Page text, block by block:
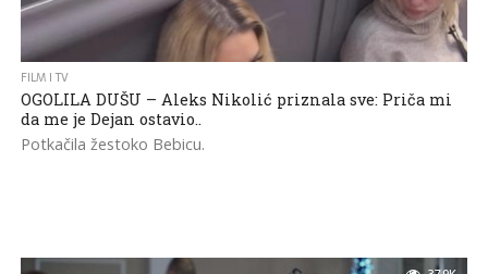
FILM I TV
OGOLILA DUŠU – Aleks Nikolić priznala sve: Priča mi
da me je Dejan ostavio..
Potkačila žestoko Bebicu.